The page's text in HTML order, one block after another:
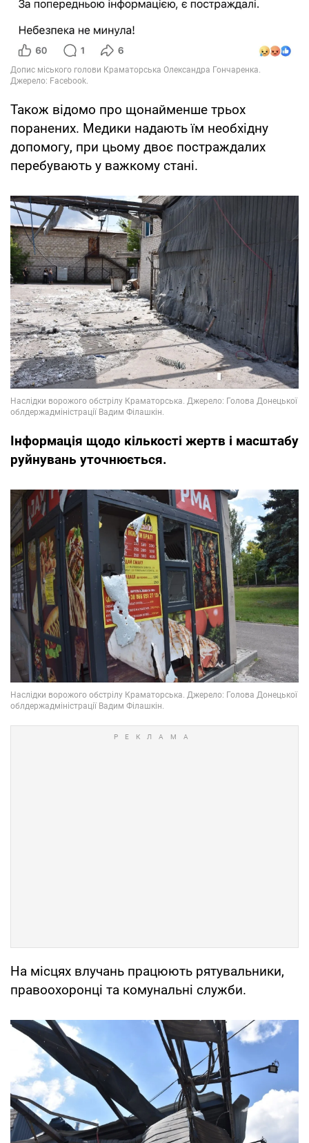
Також відомо про щонайменше трьох
поранених. Медики надають їм необхідну
допомогу, при цьому двоє постраждалих
перебувають у важкому стані.
Інформація щодо кількості жертв і масштабу
руйнувань уточнюється.
На місцях влучань працюють рятувальники,
правоохоронці та комунальні служби.